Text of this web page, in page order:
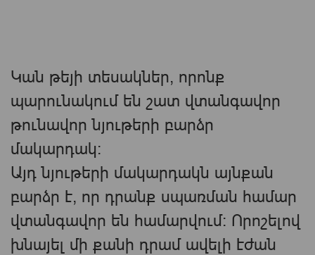
Կան թեյի տեսակներ, որոնք
պարունակում են շատ վտանգավոր
թունավոր նյութերի բարձր
մակարդակ:
Այդ նյութերի մակարդակն այնքան
բարձր է, որ դրանք սպառման համար
վտանգավոր են համարվում։ Որոշելով
խնայել մի քանի դրամ ավելի էժան